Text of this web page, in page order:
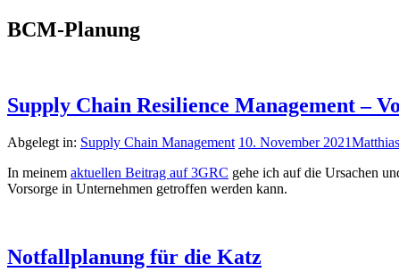
BCM-Planung
Supply Chain Resilience Management –
Abgelegt in: Supply Chain Management 10. November 2021
In meinem aktuellen Beitrag auf 3GRC gehe ich auf die Ursachen
Vorsorge in Unternehmen getroffen werden kann.
Notfallplanung für die Katz